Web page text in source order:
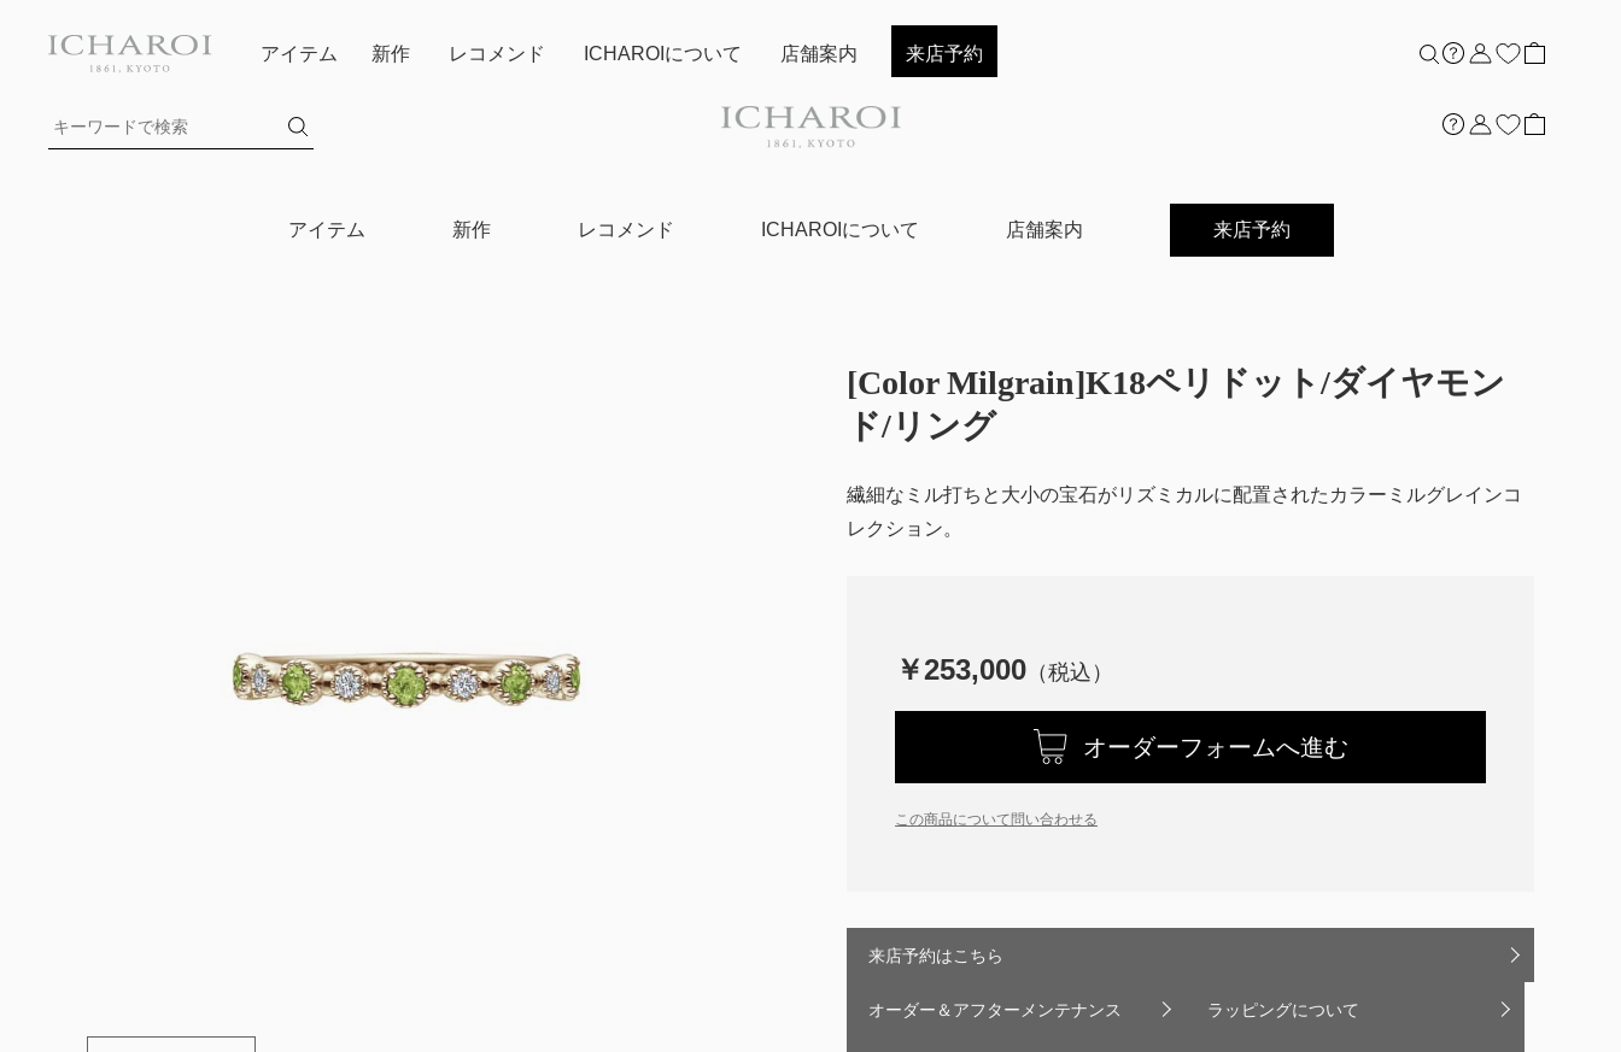
アイテム 新作 レコメンド ICHAROIについて 店舗案内 来店予約
アイテム 新作 レコメンド ICHAROIについて 店舗案内 来店予約
[Color Milgrain]K18ペリドット/ダイヤモン
ド/リング
繊細なミル打ちと大小の宝石がリズミカルに配置されたカラーミルグレインコ
レクション。
￥253,000
オーダーフォームへ進む
この商品について問い合わせる
来店予約はこちら
オーダー＆アフターメンテナンス ラッピングについて